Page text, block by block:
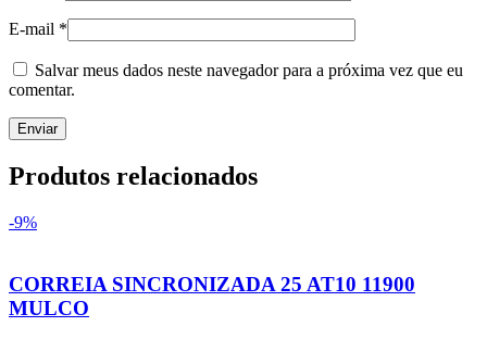
E-mail *
Salvar meus dados neste navegador para a próxima vez que eu
comentar.
Produtos relacionados
-9%
CORREIA SINCRONIZADA 25 AT10 11900
MULCO